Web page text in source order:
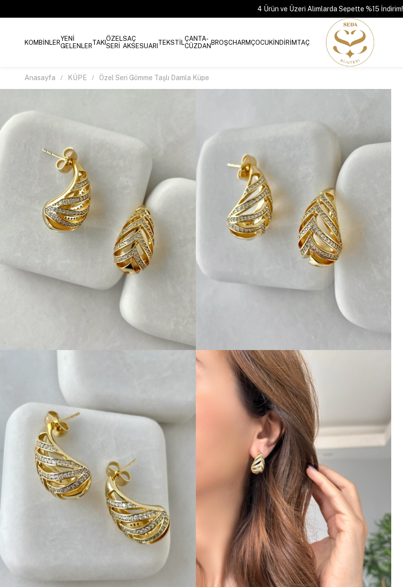
4 Ürün ve Üzeri Alımlarda Sepette %15 İndirim!
KOMBİNLERYENİ
GELENLERTAKIÖZEL
SERİ
SAÇ
AKSESUARI TEKSTİLÇANTA-
CÜZDANBROŞCHARMÇOCUKİNDİRİMTAÇ
Anasayfa KÜPE Özel Seri Gömme Taşlı Damla Küpe